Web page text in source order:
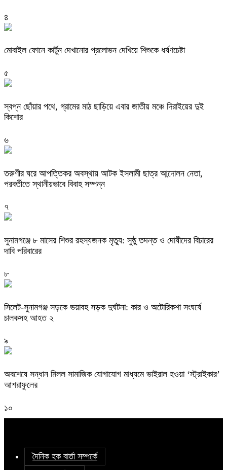
৪
মোবাইল ফোনে কার্টুন দেখানোর প্রলোভন দেখিয়ে শিশুকে ধর্ষণচেষ্টা
৫
স্বপ্ন ছোঁয়ার পথে, গ্রামের মাঠ ছাড়িয়ে এবার জাতীয় মঞ্চে দিরাইয়ের দুই
কিশোর
৬
তরুণীর ঘরে আপত্তিকর অবস্থায় আটক ইসলামী ছাত্র আন্দোলন নেতা,
পরবর্তীতে স্থানীয়ভাবে বিবাহ সম্পন্ন
৭
সুনামগঞ্জে ৮ মাসের শিশুর রহস্যজনক মৃত্যু: সুষ্ঠু তদন্ত ও দোষীদের বিচারের
দাবি পরিবারের
৮
সিলেট-সুনামগঞ্জ সড়কে ভয়াবহ সড়ক দুর্ঘটনা: কার ও অটোরিকশা সংঘর্ষে
চালকসহ আহত ২
৯
অবশেষে সন্ধান মিলল সামাজিক যোগাযোগ মাধ্যমে ভাইরাল হওয়া ‘স্ট্রাইকার’
আশরাফুলের
১০
দৈনিক হক বার্তা সম্পর্কে